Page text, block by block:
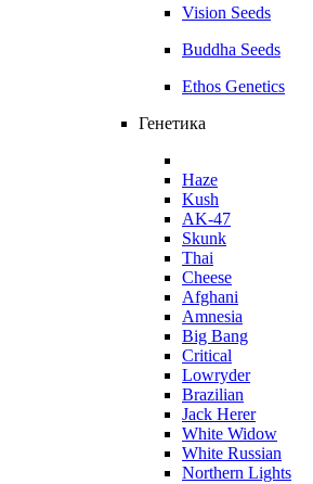
Vision Seeds
Buddha Seeds
Ethos Genetics
Генетика
Haze
Kush
AK-47
Skunk
Thai
Cheese
Afghani
Amnesia
Big Bang
Critical
Lowryder
Brazilian
Jack Herer
White Widow
White Russian
Northern Lights